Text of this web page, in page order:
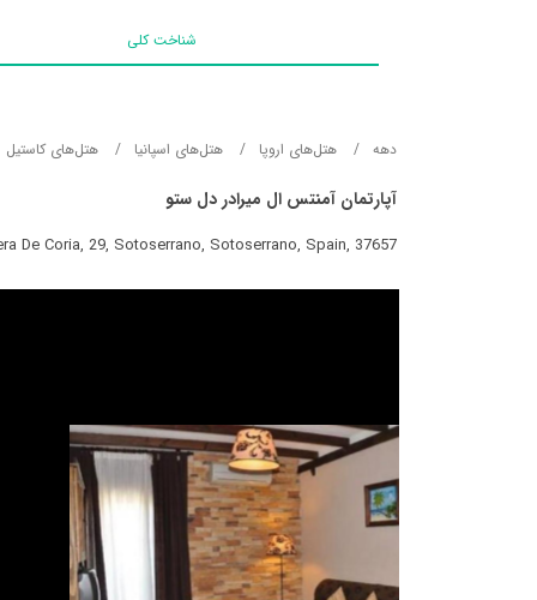
شناخت کلی
دهه هتل‌های اروپا هتل‌های اسپانیا هتل‌های کاستیل
آپارتمان آمنتس ال میرادر دل ستو
De Coria, 29, Sotoserrano, Sotoserrano, Spain, 37657